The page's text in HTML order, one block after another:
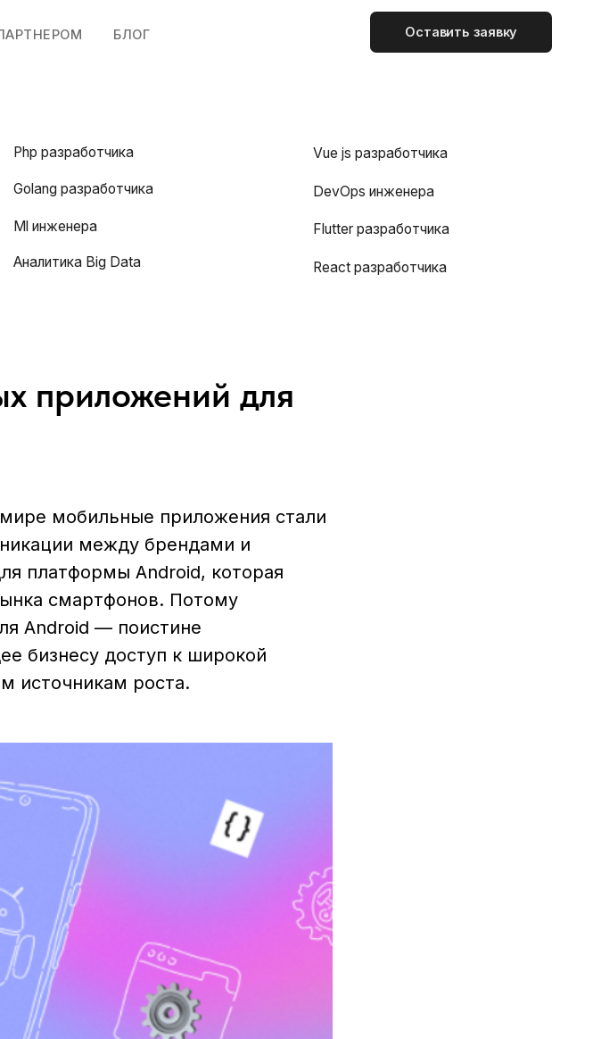
БЛОГ
Big Data React разработчика
приложений для
мобильные приложения стали
между брендами и
платформы Android, которая
смартфонов. Потому
Android — поистине
бизнесу доступ к широкой
источникам роста.